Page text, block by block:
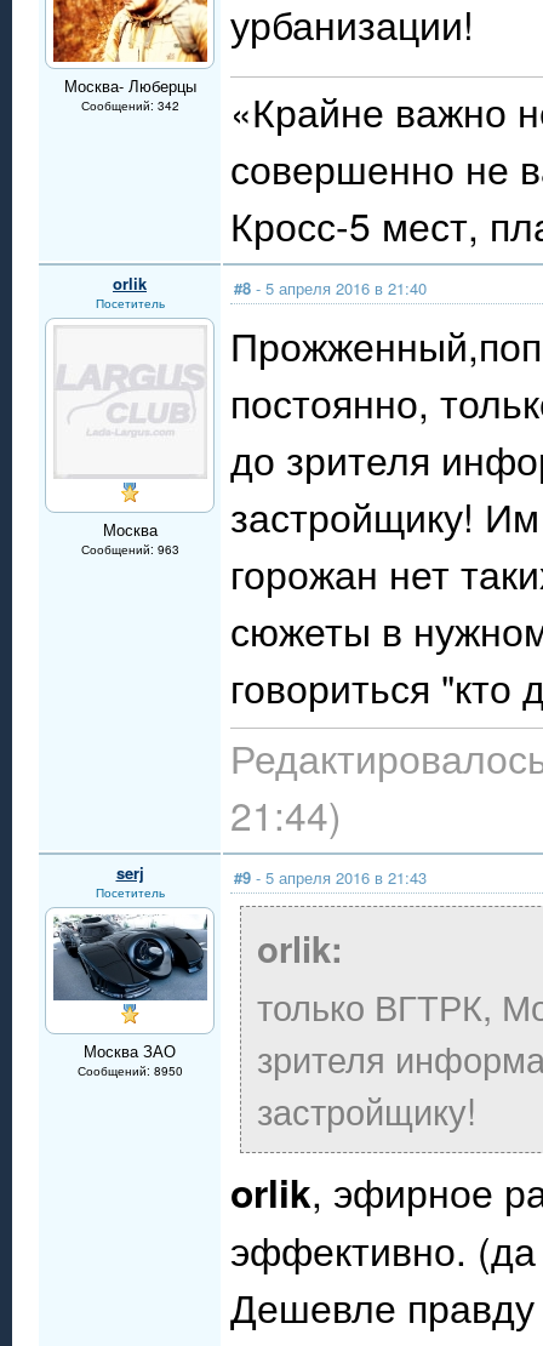
Москва- Люберцы
Сообщений: 342
урбанизации!
«Крайне важно
совершенно не
Кросс-5 мест,
orlik
Посетитель
Москва
Сообщений: 963
#8 - 5 апреля 2016 в 21:40
постоянно,
до зрителя
застройщику!
горожан нет
сюжеты в
говориться "кто
21:44)
serj
Посетитель
Москва ЗАО
Сообщений: 8950
#9 - 5 апреля 2016 в 21:43
orlik:
только ВГТРК,
зрителя
застройщику!
orlik, эфирное
эффективно.
Дешевле